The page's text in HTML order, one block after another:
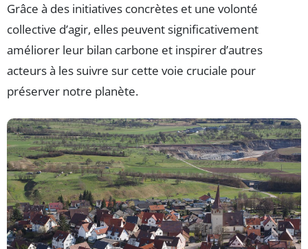
Grâce à des initiatives concrètes et une volonté
collective d’agir, elles peuvent significativement
améliorer leur bilan carbone et inspirer d’autres
acteurs à les suivre sur cette voie cruciale pour
préserver notre planète.